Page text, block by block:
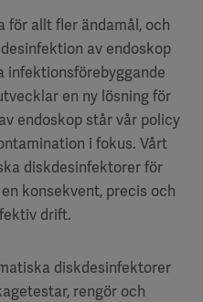
för allt fler ändamål, och
av endoskop
infektionsförebyggande
en ny lösning för
endoskop står vår policy
i fokus. Vårt
diskdesinfektorer för
konsekvent, precis och
drift.
diskdesinfektorer
rengör och